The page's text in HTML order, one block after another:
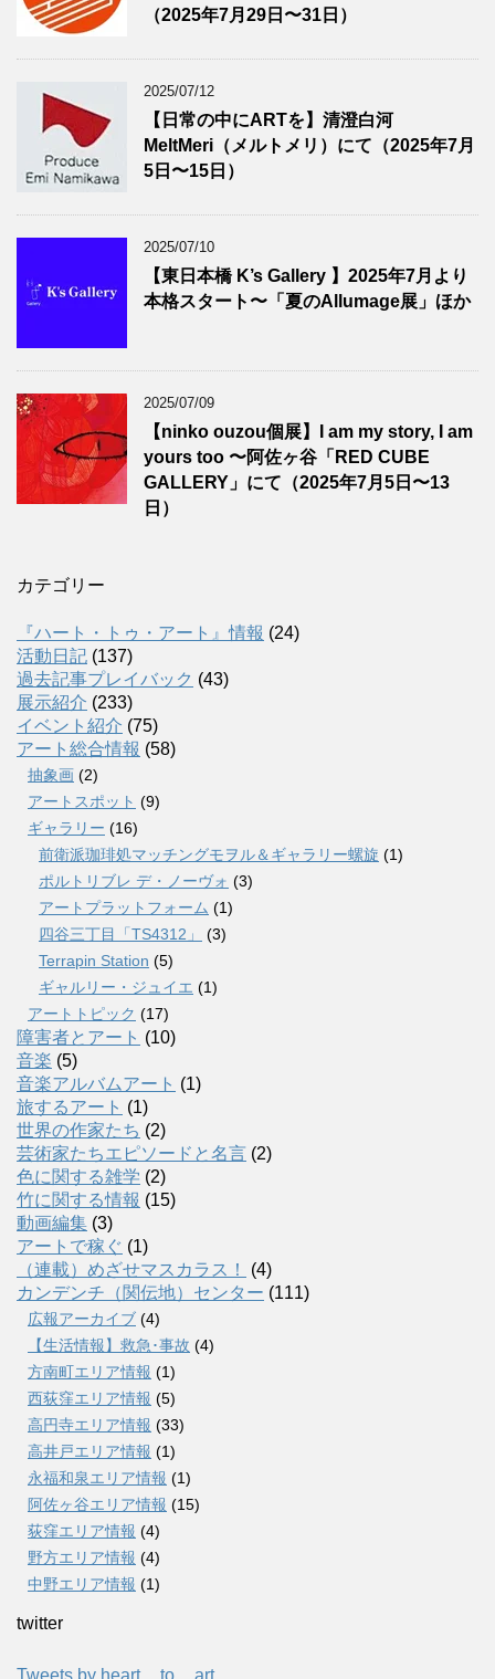
（2025年7月29日〜31日）
2025/07/12
【日常の中にARTを】清澄白河
MeltMeri（メルトメリ）にて（2025年7月
5日〜15日）
2025/07/10
【東日本橋 K’s Gallery 】2025年7月より
本格スタート〜「夏のAllumage展」ほか
2025/07/09
【ninko ouzou個展】I am my story, I am
yours too 〜阿佐ヶ谷「RED CUBE
GALLERY」にて（2025年7月5日〜13
日）
カテゴリー
『ハート・トゥ・アート』情報 (24)
活動日記 (137)
過去記事プレイバック (43)
展示紹介 (233)
イベント紹介 (75)
アート総合情報 (58)
抽象画 (2)
アートスポット (9)
ギャラリー (16)
前衛派珈琲処マッチングモヲル＆ギャラリー螺旋 (1)
ポルトリブレ デ・ノーヴォ (3)
アートプラットフォーム (1)
四谷三丁目「TS4312」
(3)
Terrapin Station (5)
ギャルリー・ジュイエ (1)
アートトピック (17)
障害者とアート (10)
音楽 (5)
音楽アルバムアート (1)
旅するアート (1)
世界の作家たち (2)
芸術家たちエピソードと名言 (2)
色に関する雑学 (2)
竹に関する情報 (15)
動画編集 (3)
アートで稼ぐ (1)
（連載）めざせマスカラス！
(4)
カンデンチ（関伝地）センター (111)
広報アーカイブ (4)
【生活情報】救急･事故 (4)
方南町エリア情報 (1)
西荻窪エリア情報 (5)
高円寺エリア情報 (33)
高井戸エリア情報 (1)
永福和泉エリア情報 (1)
阿佐ヶ谷エリア情報 (15)
荻窪エリア情報 (4)
野方エリア情報 (4)
中野エリア情報 (1)
twitter
Tweets by heart__to__art